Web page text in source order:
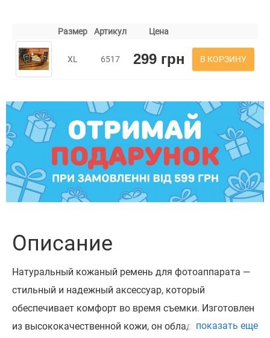
Размер Артикул Цена
XL 6517 299 грн В КОРЗИНУ
Описание
Натуральный кожаный ремень для фотоаппарата —
стильный и надежный аксессуар, который
обеспечивает комфорт во время съемки. Изготовлен
из высококачественной кожи, он обладает прочной
показать еще